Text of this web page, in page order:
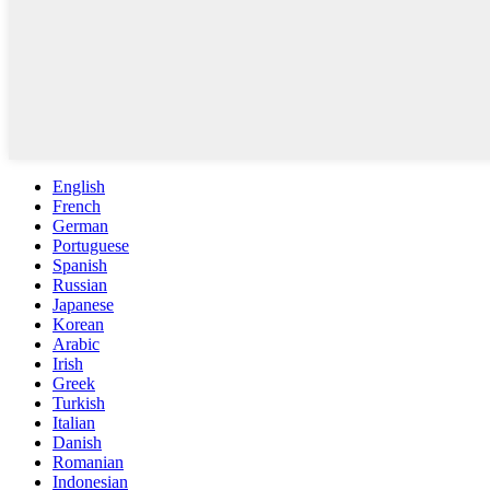
English
French
German
Portuguese
Spanish
Russian
Japanese
Korean
Arabic
Irish
Greek
Turkish
Italian
Danish
Romanian
Indonesian